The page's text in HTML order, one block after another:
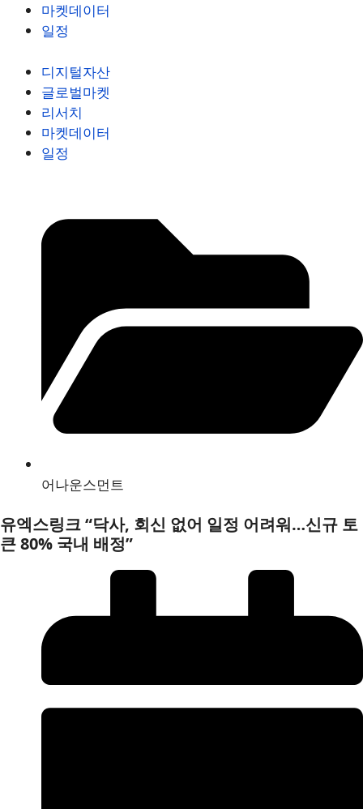
마켓데이터
일정
디지털자산
글로벌마켓
리서치
마켓데이터
일정
어나운스먼트
유엑스링크 “닥사, 회신 없어 일정 어려워…신규 토
큰 80% 국내 배정”